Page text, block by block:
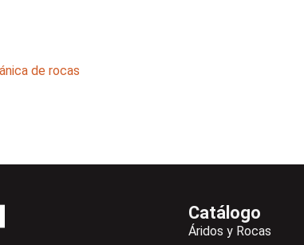
de rocas
Catálogo
Áridos y Rocas